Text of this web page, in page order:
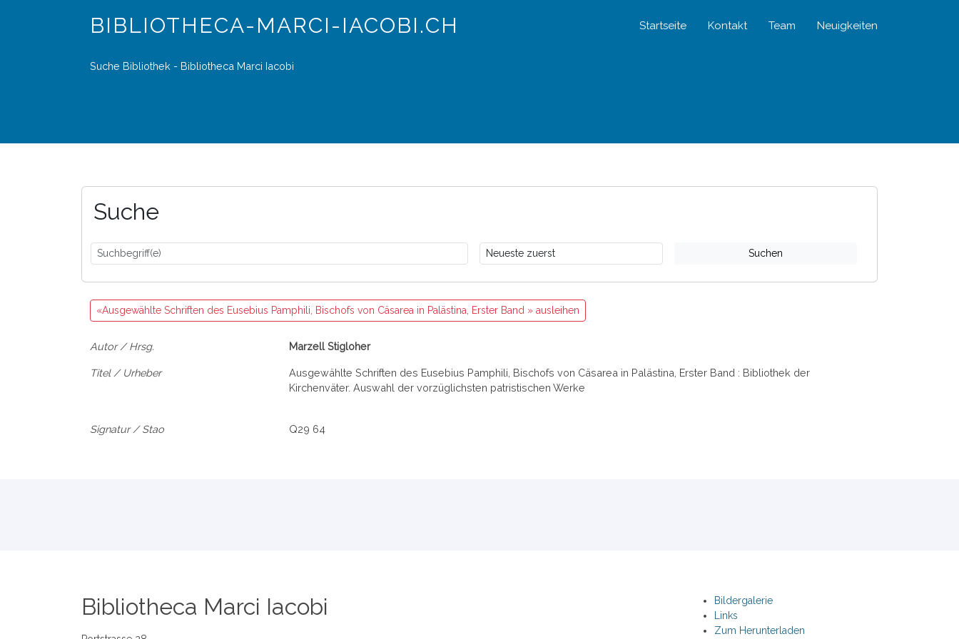
BIBLIOTHECA-MARCI-IACOBI.CH Startseite Kontakt Team Neuigkeiten
Suche Bibliothek - Bibliotheca Marci Iacobi
Suche
Suchen
«Ausgewählte Schriften des Eusebius Pamphili, Bischofs von Cäsarea in Palästina, Erster Band » ausleihen
Autor / Hrsg. Marzell Stigloher
Titel / Urheber
Ausgewählte Schriften des Eusebius Pamphili, Bischofs von Cäsarea in Palästina, Erster Band : Bibliothek der
Kirchenväter. Auswahl der vorzüglichsten patristischen Werke
Signatur / Stao Q29 64
Bibliotheca Marci Iacobi
Bildergalerie
Links
Zum Herunterladen